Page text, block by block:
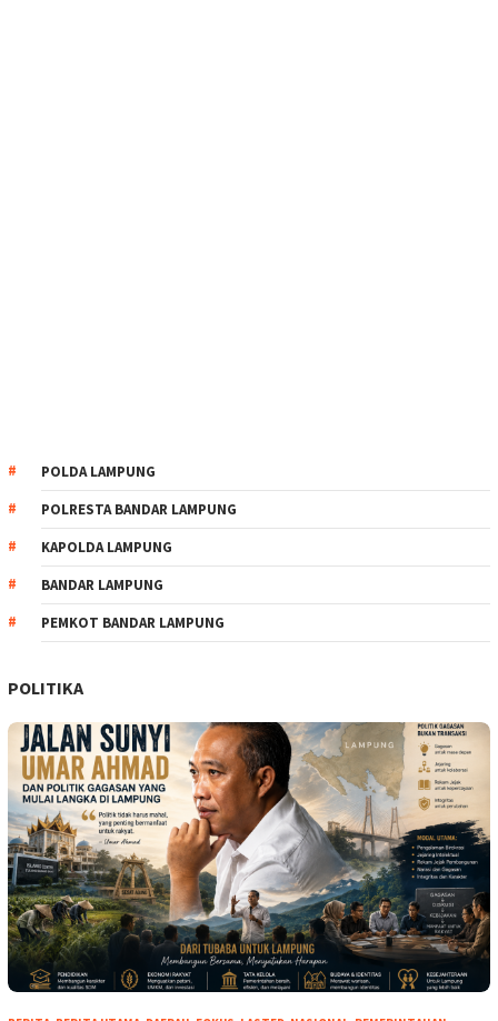
POLDA LAMPUNG
POLRESTA BANDAR LAMPUNG
KAPOLDA LAMPUNG
BANDAR LAMPUNG
PEMKOT BANDAR LAMPUNG
POLITIKA